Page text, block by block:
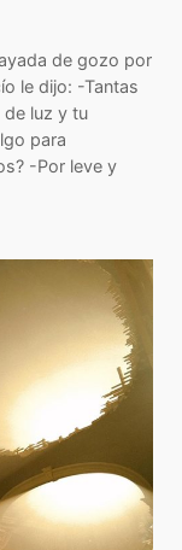
de gozo por
le dijo: -Tantas
luz y tu
para
-Por leve y